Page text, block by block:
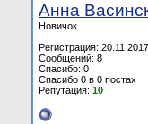
Анна
Новичок
Регистрация: 20.11.2017
Сообщений: 8
Спасибо: 0
Спасибо 0 в 0 постах
Репутация: 10